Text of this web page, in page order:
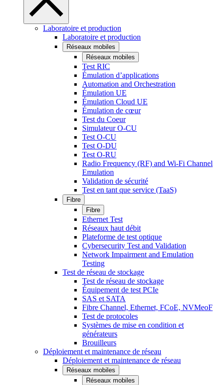
Laboratoire et production
Laboratoire et production
Réseaux mobiles
Réseaux mobiles
Test RIC
Émulation d’applications
Automation and Orchestration
Émulation UE
Émulation Cloud UE
Émulation de cœur
Test du Coeur
Simulateur O-CU
Test O-CU
Test O-DU
Test O-RU
Radio Frequency (RF) and Wi-Fi Channel
Emulation
Validation de sécurité
Test en tant que service (TaaS)
Fibre
Fibre
Ethernet Test
Réseaux haut débit
Plateforme de test optique
Cybersecurity Test and Validation
Network Impairment and Emulation
Testing
Test de réseau de stockage
Test de réseau de stockage
Équipement de test PCIe
SAS et SATA
Fibre Channel, Ethernet, FCoE, NVMeoF
Test de protocoles
Systèmes de mise en condition et
générateurs
Brouilleurs
Déploiement et maintenance de réseau
Déploiement et maintenance de réseau
Réseaux mobiles
Réseaux mobiles